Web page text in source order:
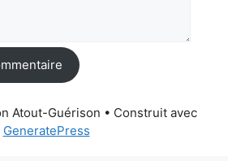
Atout-Guérison • Construit avec
GeneratePress